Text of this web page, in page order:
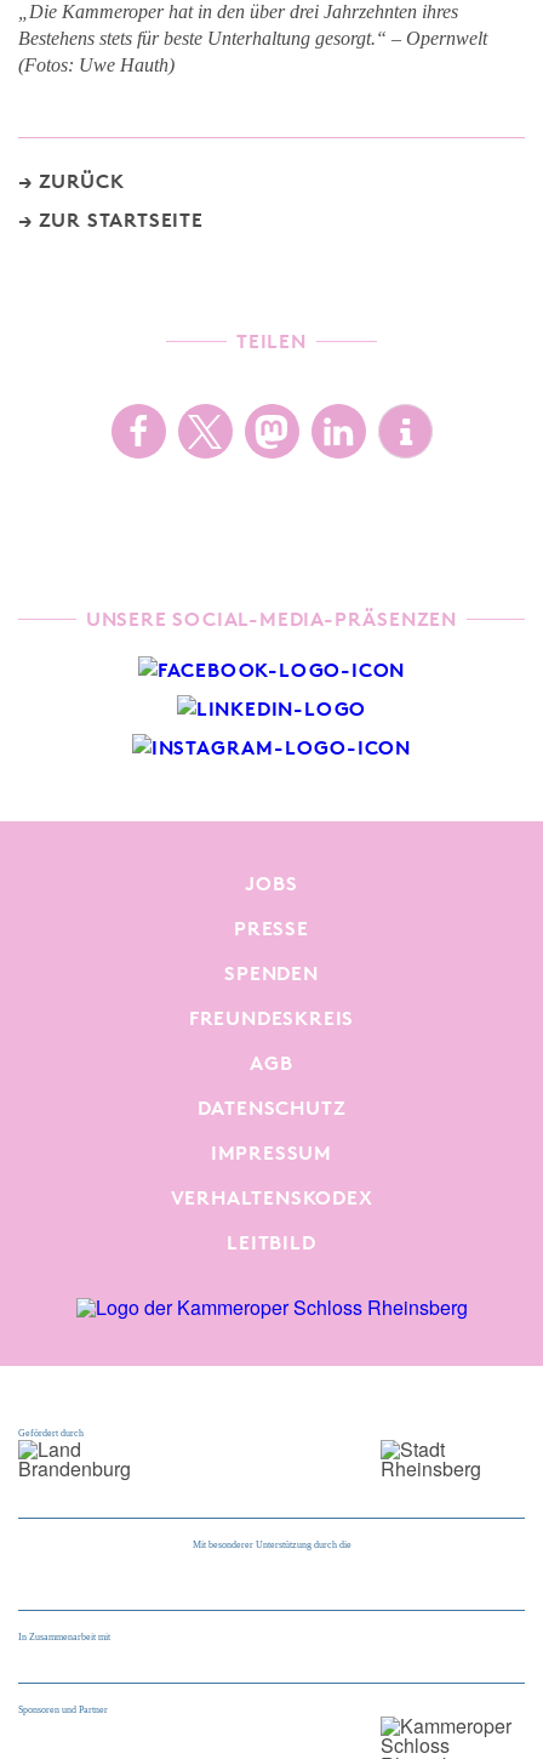
„Die Kammeroper hat in den über drei Jahrzehnten ihres
Bestehens stets für beste Unterhaltung gesorgt.“ – Opernwelt
(Fotos: Uwe Hauth)
ZURÜCK
ZUR STARTSEITE
TEILEN
UNSERE SOCIAL-MEDIA-PRÄSENZEN
JOBS
PRESSE
SPENDEN
FREUNDESKREIS
AGB
DATENSCHUTZ
IMPRESSUM
VERHALTENSKODEX
LEITBILD
Gefördert durch
Mit besonderer Unterstützung durch die
In Zusammenarbeit mit
Sponsoren und Partner